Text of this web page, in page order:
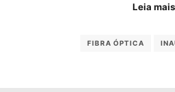
Leia mais
FIBRA ÓPTICA